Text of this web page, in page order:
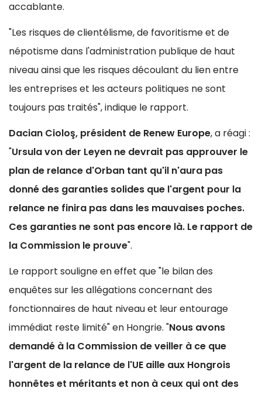
accablante.
"Les risques de clientélisme, de favoritisme et de
népotisme dans l'administration publique de haut
niveau ainsi que les risques découlant du lien entre
les entreprises et les acteurs politiques ne sont
toujours pas traités", indique le rapport.
Dacian Cioloş, président de Renew Europe, a réagi :
"Ursula von der Leyen ne devrait pas approuver le
plan de relance d'Orban tant qu'il n'aura pas
donné des garanties solides que l'argent pour la
relance ne finira pas dans les mauvaises poches.
Ces garanties ne sont pas encore là. Le rapport de
la Commission le prouve".
Le rapport souligne en effet que "le bilan des
enquêtes sur les allégations concernant des
fonctionnaires de haut niveau et leur entourage
immédiat reste limité" en Hongrie. "Nous avons
demandé à la Commission de veiller à ce que
l'argent de la relance de l'UE aille aux Hongrois
honnêtes et méritants et non à ceux qui ont des